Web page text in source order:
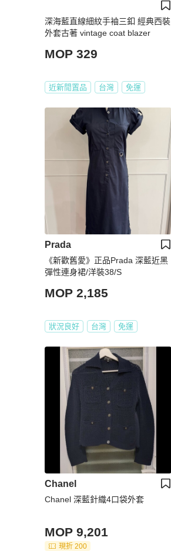
深海藍直線細紋手袖三釦 經典西裝
外套古著 vintage coat blazer
MOP 329
近新閒置品 台灣 免運
Prada
《新歡舊愛》正品Prada 深藍近黑
彈性連身裙/洋裝38/S
MOP 2,185
狀況良好 台灣 免運
Chanel
Chanel 深藍針織4口袋外套
MOP 9,201
現折 200